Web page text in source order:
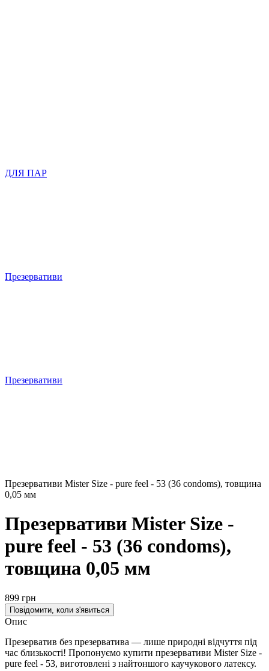
ДЛЯ ПАР
Презервативи
Презервативи
Презервативи Mister Size - pure feel - 53 (36 condoms), товщина
0,05 мм
Презервативи Mister Size -
pure feel - 53 (36 condoms),
товщина 0,05 мм
899 грн
Повідомити, коли з'явиться
Опис
Презерватив без презерватива — лише природні відчуття під
час близькості! Пропонуємо купити презервативи Mister Size -
pure feel - 53, виготовлені з найтоншого каучукового латексу.